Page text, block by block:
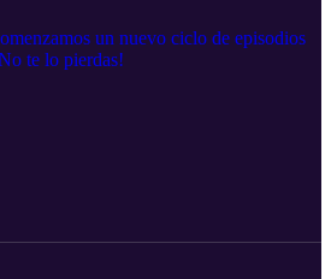
un nuevo ciclo de episodios
te lo pierdas!